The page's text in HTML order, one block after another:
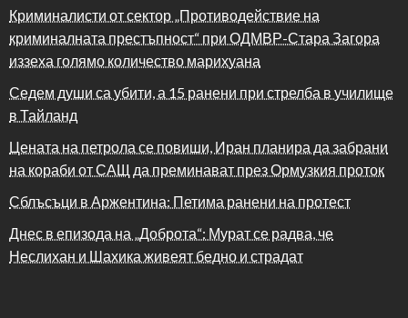
Криминалисти от сектор „Противодействие на
криминалната престъпност“ при ОДМВР-Стара Загора
иззеха голямо количество марихуана
Седем души са убити, а 15 ранени при стрелба в училище
в Тайланд
Цената на петрола се повиши, Иран планира да забрани
на кораби от САЩ да преминават през Ормузкия проток
Сблъсъци в Аржентина: Петима ранени на протест
Днес в епизода на „Доброта“: Мурат се радва, че
Неслихан и Шахика живеят бедно и страдат